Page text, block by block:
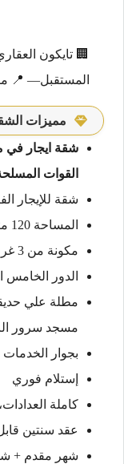
🏢 تايكون
المستقبل— 📍
مميزات
شقة ايجار في
القوات
شقة للإيجار
المساحة 120 متر
مكونة من 3 غرفة نوم + 1 حمام
الدور الخامس
مطلة علي
مسجد سرور
بجوار الخدمات
إستلام فوري
كاملة
عقد سنتين
شهر مقدم +